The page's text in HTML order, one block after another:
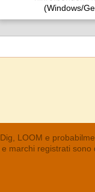
(Windows/
LOOM e
marchi registrati